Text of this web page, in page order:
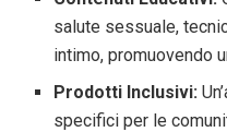
salute sessuale,
intimo, promuovendo
Prodotti Inclusivi:
specifici per le